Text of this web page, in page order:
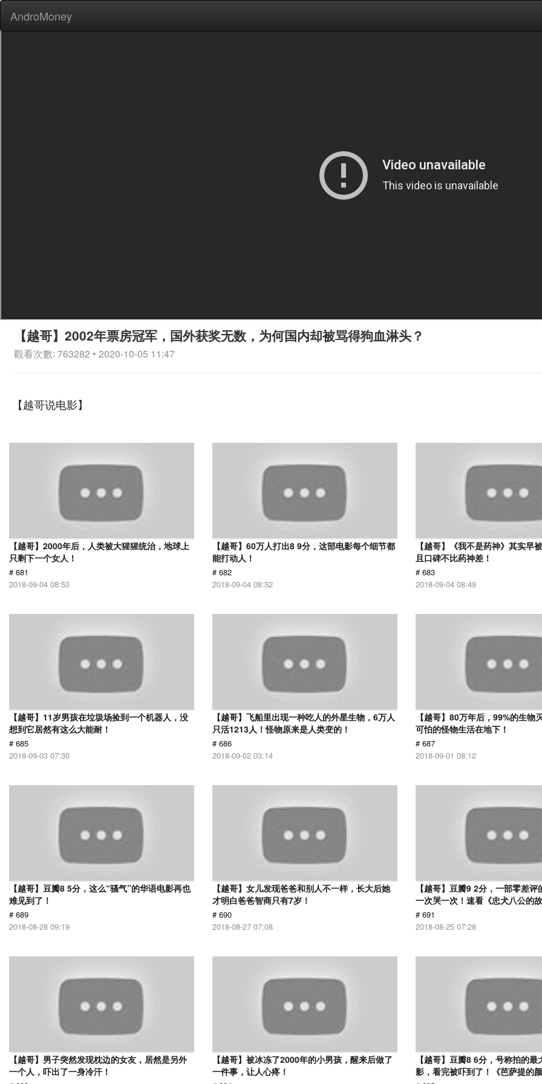
AndroMoney
【越哥】2002年票房冠军，国外获奖无数，为何国内却被骂得狗血淋头？
觀看次數: 763282 • 2020-10-05 11:47
【越哥说电影】
【越哥】2000年后，人类被大猩猩统治，地球上
只剩下一个女人！
# 681
2018-09-04 08:53
【越哥】60万人打出8 9分，这部电影每个细节都
能打动人！
# 682
2018-09-04 08:52
【越哥】《我不是药神》其实早
且口碑不比药神差！
# 683
2018-09-04 08:49
【越哥】11岁男孩在垃圾场捡到一个机器人，没
想到它居然有这么大能耐！
# 685
2018-09-03 07:30
【越哥】飞船里出现一种吃人的外星生物，6万人
只活1213人！怪物原来是人类变的！
# 686
2018-09-02 03:14
【越哥】80万年后，99%的生物
可怕的怪物生活在地下！
# 687
2018-09-01 08:12
【越哥】豆瓣8 5分，这么“骚气”的华语电影再也
难见到了！
# 689
2018-08-28 09:19
【越哥】女儿发现爸爸和别人不一样，长大后她
才明白爸爸智商只有7岁！
# 690
2018-08-27 07:08
【越哥】豆瓣9 2分，一部零差
一次哭一次！速看《忠犬八公的
# 691
2018-08-25 07:28
【越哥】男子突然发现枕边的女友，居然是另外
一个人，吓出了一身冷汗！
【越哥】被冰冻了2000年的小男孩，醒来后做了
一件事，让人心疼！
【越哥】豆瓣8 6分，号称拍的
影，看完被吓到了！《芭萨提的